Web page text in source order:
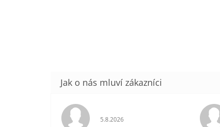
Hodnocení obchodu je 5 z 5
5.8.2026